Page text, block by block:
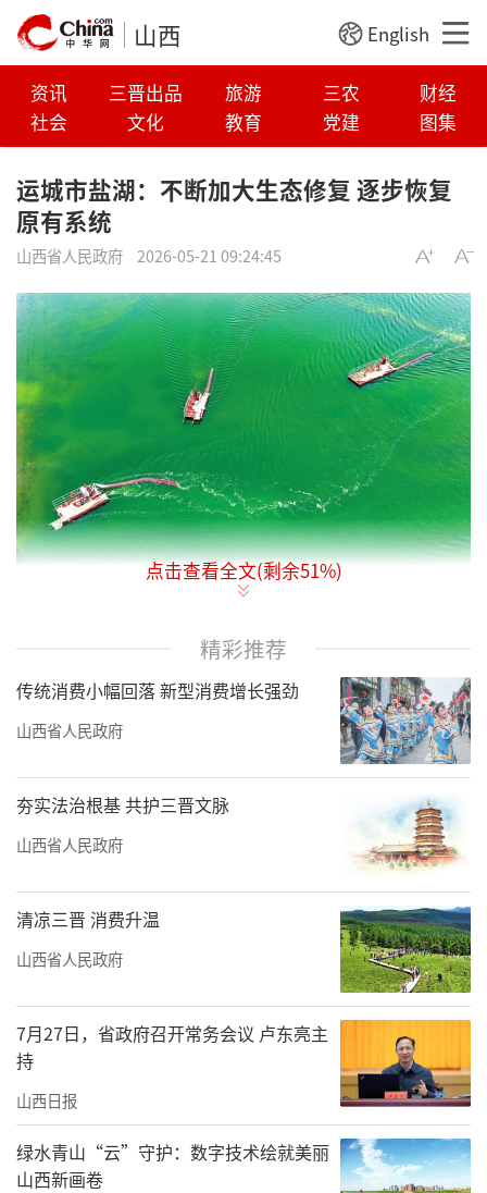
山西 English
资讯 三晋出品 旅游 三农
财经
社会
文化 教育 党建 图集
运城市盐湖：不断加大生态修复 逐步恢复
原有系统
山西省人民政府 2026-05-21 09:24:45
旺季，工作人员正加紧捕捞作业，并将盐水虫
加工成生物饵料产品销往省内外。近年来，运
城市不断加大对盐湖生态修复和保护力度，逐
步恢复其原有生态系统，盐湖环境持续向好。
薛俊摄
点击查看全文(剩余51%)
精彩推荐
传统消费小幅回落 新型消费增长强劲
山西省人民政府
夯实法治根基 共护三晋文脉
山西省人民政府
清凉三晋 消费升温
山西省人民政府
7月27日，省政府召开常务会议 卢东亮主
持
山西日报
绿水青山“云”守护：数字技术绘就美丽
山西新画卷